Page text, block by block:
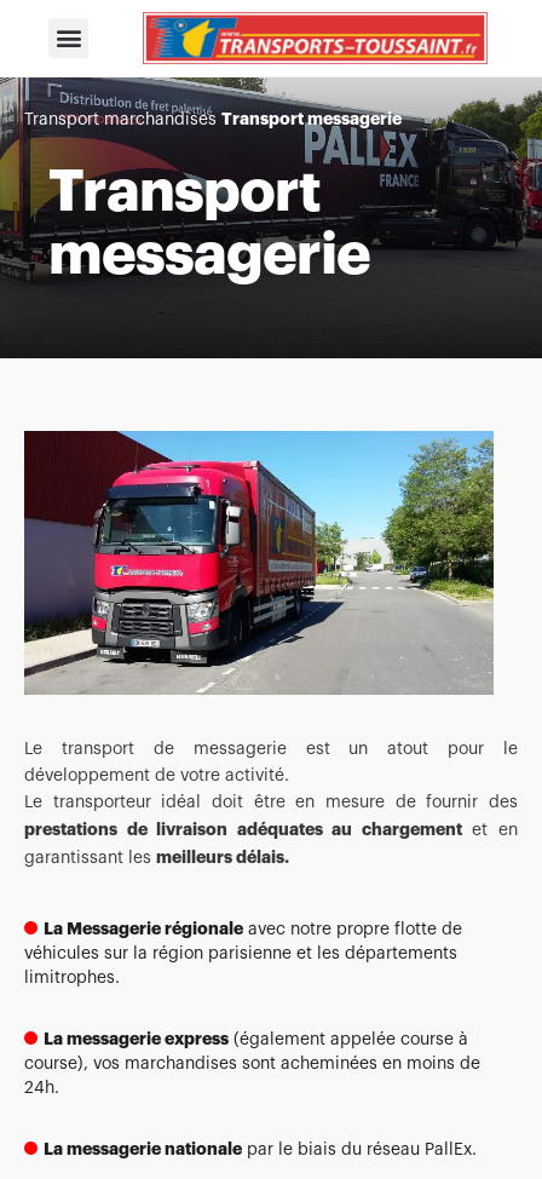
Transport marchandises Transport messagerie
Transport
messagerie
Le transport de messagerie est un atout pour le
développement de votre activité.
Le transporteur idéal doit être en mesure de fournir des
prestations de livraison adéquates au chargementet en
garantissant les meilleurs délais.
La Messagerie régionale avec notre propre flotte de
véhicules sur la région parisienne et les départements
limitrophes.
La messagerie express (également appelée course à
course), vos marchandises sont acheminées en moins de
24h.
La messagerie nationale par le biais du réseau PallEx.